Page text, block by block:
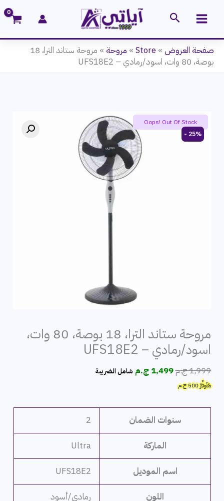
البحث
صفحة العروض »
Store
» مروحة »
مروحة ستاند الترا، 18
بوصة، 80 وات، اسود/رمادي – UFS18E2
Oops! Out Of Stock
Summer product sale
25% -
مروحة ستاند الترا، 18 بوصة، 80 وات،
اسود/رمادي – UFS18E2
1,999ج.مالسعر
1,499 ج.م السعر
شامل الضريبة
هَتُوفِّرُ500ج.م
سنوات الضمان 2
الماركة Ultra
اسم الموديل UFS18E2
اللون رمادي/أسود